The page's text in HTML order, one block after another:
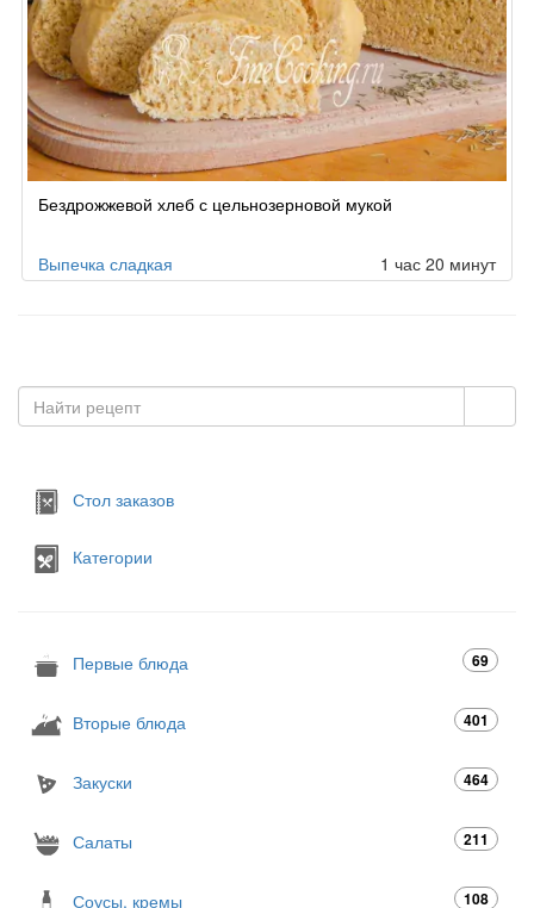
Бездрожжевой хлеб с цельнозерновой мукой
Выпечка сладкая 1 час 20 минут
Стол заказов
Категории
Первые блюда 69
Вторые блюда 401
Закуски 464
Салаты 211
Соусы, кремы 108